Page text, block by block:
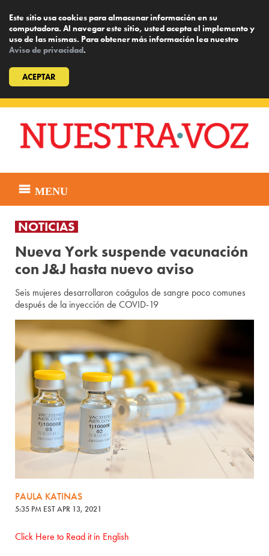
Este sitio usa cookies para almacenar información en su
computadora. Al navegar este sitio, usted acepta el implemento y
uso de las mismas. Para obtener más información lea nuestro
Aviso de privacidad.
ACEPTAR
content
MENU
NOTICIAS
Nueva York suspende vacunación
con J&J hasta nuevo aviso
Seis mujeres desarrollaron coágulos de sangre poco comunes
después de la inyección de COVID-19
PAULA KATINAS
5:35 PM EST APR 13, 2021
Click Here to Read it in English